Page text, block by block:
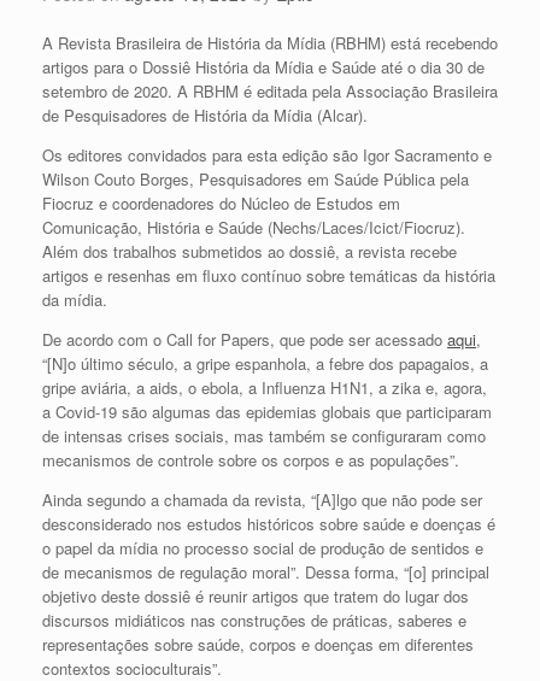
A Revista Brasileira de História da Mídia (RBHM) está recebendo
artigos para o Dossiê História da Mídia e Saúde até o dia 30 de
setembro de 2020. A RBHM é editada pela Associação Brasileira
de Pesquisadores de História da Mídia (Alcar).
Os editores convidados para esta edição são Igor Sacramento e
Wilson Couto Borges, Pesquisadores em Saúde Pública pela
Fiocruz e coordenadores do Núcleo de Estudos em
Comunicação, História e Saúde (Nechs/Laces/Icict/Fiocruz).
Além dos trabalhos submetidos ao dossiê, a revista recebe
artigos e resenhas em fluxo contínuo sobre temáticas da história
da mídia.
De acordo com o Call for Papers, que pode ser acessado aqui,
“[N]o último século, a gripe espanhola, a febre dos papagaios, a
gripe aviária, a aids, o ebola, a Influenza H1N1, a zika e, agora,
a Covid-19 são algumas das epidemias globais que participaram
de intensas crises sociais, mas também se configuraram como
mecanismos de controle sobre os corpos e as populações”.
Ainda segundo a chamada da revista, “[A]lgo que não pode ser
desconsiderado nos estudos históricos sobre saúde e doenças é
o papel da mídia no processo social de produção de sentidos e
de mecanismos de regulação moral”. Dessa forma, “[o] principal
objetivo deste dossiê é reunir artigos que tratem do lugar dos
discursos midiáticos nas construções de práticas, saberes e
representações sobre saúde, corpos e doenças em diferentes
contextos socioculturais”.